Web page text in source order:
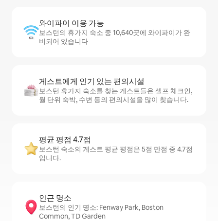
와이파이 이용 가능
보스턴의 휴가지 숙소 중 10,640곳에 와이파이가 완
비되어 있습니다
게스트에게 인기 있는 편의시설
보스턴 휴가지 숙소를 찾는 게스트들은 셀프 체크인,
월 단위 숙박, 수변 등의 편의시설을 많이 찾습니다.
평균 평점 4.7점
보스턴 숙소의 게스트 평균 평점은 5점 만점 중 4.7점
입니다.
인근 명소
보스턴의 인기 명소: Fenway Park, Boston
Common, TD Garden